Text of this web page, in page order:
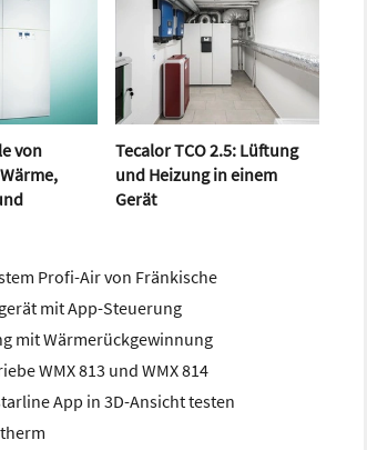
von
Tecalor TCO 2.5: Lüftung
und Heizung in einem
Gerät
Profi-Air von Fränkische
mit App-Steuerung
mit Wärmerückgewinnung
WMX 813 und WMX 814
App in 3D-Ansicht testen